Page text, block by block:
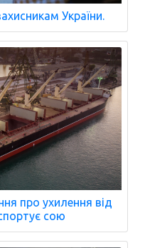
України.
про ухилення від
сою